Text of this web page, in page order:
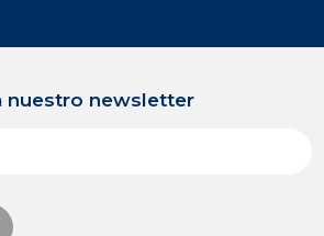
nuestro newsletter